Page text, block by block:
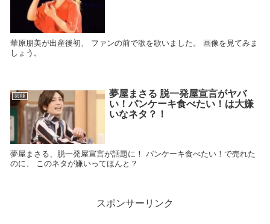
華原朋美が出産後初、 ファンの前で歌を歌いました。 画像を見てみま
しょう。
芸能
夢屋まさる 脱一発屋宣言がヤバ
い！パンケーキ食べたい！は大嫌
いなネタ？！
夢屋まさる、脱一発屋宣言が話題に！ パンケーキ食べたい！で売れた
のに、 このネタが嫌いってほんと？
スポンサーリンク